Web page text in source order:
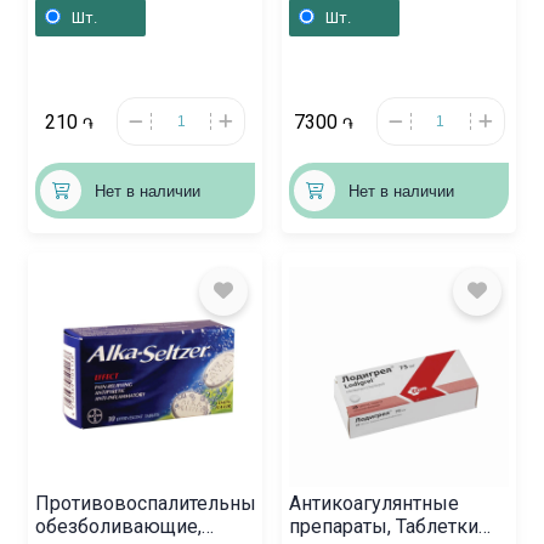
Шт.
210 ֏
Нет в наличии
Шт.
7300 ֏
Нет в наличии
Противовоспалительные
обезболивающие,
Антикоагулянтные
препараты, Таблетки